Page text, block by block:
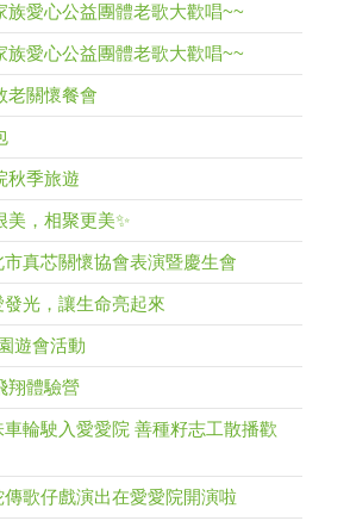
族愛心公益團體老歌大歡唱~~
族愛心公益團體老歌大歡唱~~
老關懷餐會
秋季旅遊
美，相聚更美✨
市真芯關懷協會表演暨慶生會
發光，讓生命亮起來
遊會活動
翔體驗營
車輪駛入愛愛院 善種籽志工散播歡
傳歌仔戲演出在愛愛院開演啦